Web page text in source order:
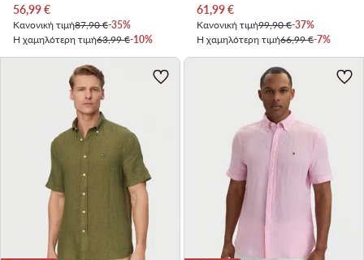
Τρέχουσα τιμή
56,99€
Κανονική τιμή87,90 €-35%
Η χαμηλότερη τιμή63,99 €-10%
Τρέχουσα τιμή
61,99€
Κανονική τιμή99,90 €-37%
Η χαμηλότερη τιμή66,99 €-7%